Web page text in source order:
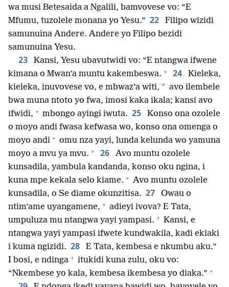
wa musi Betesaida a Ngalili, bamvovese vo: “E
Mfumu, tuzolele monana yo Yesu.” 22
Filipo wizidi
samunuina Andere. Andere yo Filipo bezidi
samunuina Yesu.
23
Kansi, Yesu ubavutwidi vo: “E ntangwa ifwene
kimana o Mwan’a muntu kakembeswa. + 24
Kieleka,
kieleka, inuvovese vo, e mbwaz’a witi, * avo ilembele
bwa muna ntoto yo fwa, imosi kaka ikala; kansi avo
ifwidi, + mbongo ayingi iwuta. 25
Konso ona ozolele
o moyo andi fwasa kefwasa wo, konso ona omenga o
moyo andi + omu nza yayi, lunda kelunda wo yamuna
moyo a mvu ya mvu. + 26
Avo muntu ozolele
kunsadila, yambula kandanda, konso oku ngina, i
kuna mpe kekala selo kiame. + Avo muntu ozolele
kunsadila, o Se diame okunzitisa. 27
Owau o
ntim’ame uyangamene, + adieyi ivova? E Tata,
umpuluza mu ntangwa yayi yampasi. + Kansi, e
ntangwa yayi yampasi ifwete kundwakila, kadi ekiaki
i kuma ngizidi. 28
E Tata, kembesa e nkumbu aku.”
I bosi, e ndinga + itukidi kuna zulu, oku vo:
“Nkembese yo kala, kembesa ikembesa yo diaka.” +